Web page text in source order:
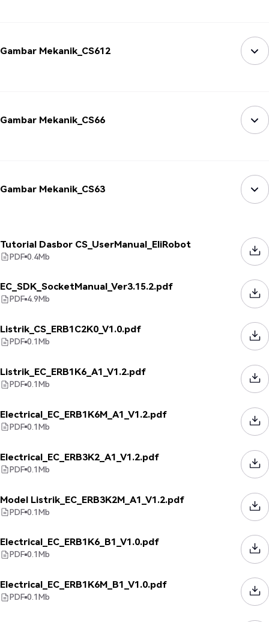
Gambar Mekanik_CS612
Gambar Mekanik_CS66
Gambar Mekanik_CS63
Tutorial Dasbor CS_UserManual_EliRobot
PDF 0.4Mb
EC_SDK_SocketManual_Ver3.15.2.pdf
PDF 4.9Mb
Listrik_CS_ERB1C2K0_V1.0.pdf
PDF 0.1Mb
Listrik_EC_ERB1K6_A1_V1.2.pdf
PDF 0.1Mb
Electrical_EC_ERB1K6M_A1_V1.2.pdf
PDF 0.1Mb
Electrical_EC_ERB3K2_A1_V1.2.pdf
PDF 0.1Mb
Model Listrik_EC_ERB3K2M_A1_V1.2.pdf
PDF 0.1Mb
Electrical_EC_ERB1K6_B1_V1.0.pdf
PDF 0.1Mb
Electrical_EC_ERB1K6M_B1_V1.0.pdf
PDF 0.1Mb